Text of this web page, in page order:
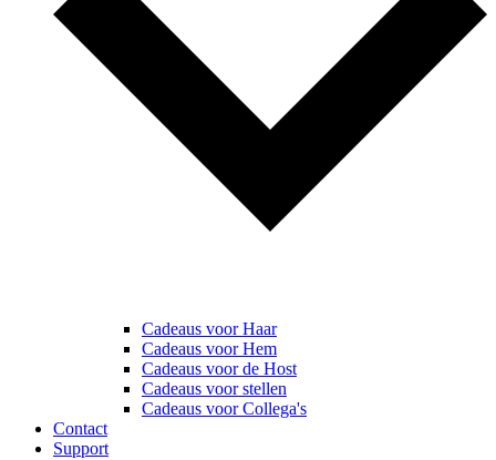
Cadeaus voor Haar
Cadeaus voor Hem
Cadeaus voor de Host
Cadeaus voor stellen
Cadeaus voor Collega's
Contact
Support